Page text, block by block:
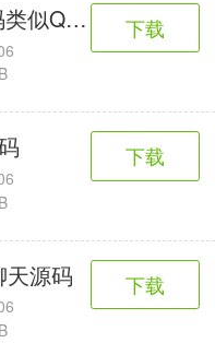
似QQ陌陌的即时
下载
下载
天源码 下载